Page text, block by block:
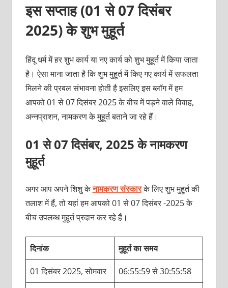
इस सप्ताह (01 से 07 दिसंबर
2025) के शुभ मुहूर्त
हिंदू धर्म में हर शुभ कार्य या नए कार्य को शुभ मुहूर्त में किया जाता
है। ऐसा माना जाता है कि शुभ मुहूर्त में किए गए कार्य में सफलता
मिलने की प्रबल संभावना होती है इसलिए इस ब्लॉग में हम
आपको 01 से 07 दिसंबर 2025 के बीच में पड़ने वाले विवाह,
अन्नप्राशन, नामकरण के मुहूर्त बताने जा रहे हैं।
01 से 07 दिसंबर, 2025 के नामकरण
मुहूर्त
अगर आप अपने शिशु केनामकरण संस्कारके लिए शुभ मुहूर्त की
तलाश में हैं, तो यहां हम आपको 01 से 07 दिसंबर -2025 के
बीच उपलब्ध मुहूर्त प्रदान कर रहे हैं।
दिनांक मुहूर्त का समय
01 दिसंबर 2025, सोमवार 06:55:59 से 30:55:58